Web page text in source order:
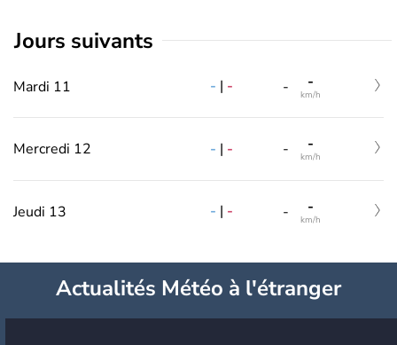
jours suivants
Mardi 11 - | - - -
km/h
Mercredi 12 - | - - -
km/h
Jeudi 13 - | - - -
km/h
Actualités Météo à l'étranger